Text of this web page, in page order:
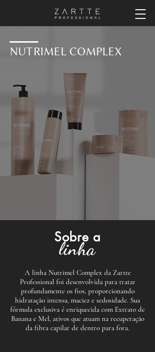
NUTRIMEL COMPLEX
linha
Sobre a
A linha Nutrimel Complex da Zartte
Professional foi desenvolvida para tratar
profundamente os fios, proporcionando
hidratação intensa, maciez e sedosidade. Sua
fórmula exclusiva é enriquecida com Extrato de
Banana e Mel, ativos que atuam na recuperação
da fibra capilar de dentro para fora.